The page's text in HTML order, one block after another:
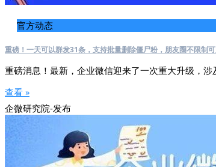
官方动态
重磅！一天可以群发31条，支持批量删除僵尸粉，朋友圈不限制
重磅消息！最新，企业微信迎来了一次重大升级，涉
查看 »
企微研究院-发布